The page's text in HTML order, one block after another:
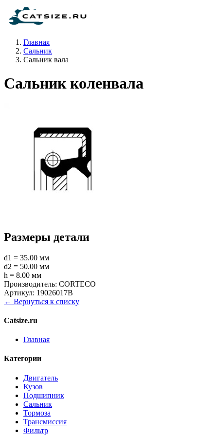
Главная
Сальник
Сальник вала
Сальник коленвала
Размеры детали
d1 = 35.00 мм
d2 = 50.00 мм
h = 8.00 мм
Производитель: CORTECO
Артикул: 19026017B
← Вернуться к списку
Catsize.ru
Главная
Категории
Двигатель
Кузов
Подшипник
Сальник
Тормоза
Трансмиссия
Фильтр